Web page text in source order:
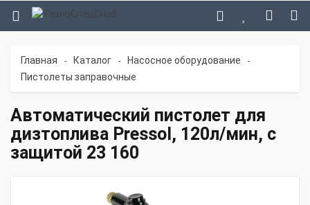
Главная - Каталог - Насосное оборудование -
Пистолеты заправочные
Автоматический пистолет для
дизтоплива Pressol, 120л/мин, с
защитой 23 160